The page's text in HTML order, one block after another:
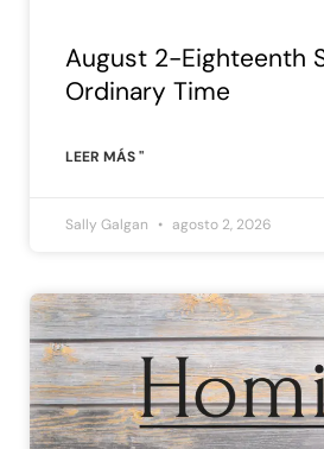
August 2-Eighteenth
Ordinary Time
LEER MÁS "
Sally Galgan agosto 2, 2026